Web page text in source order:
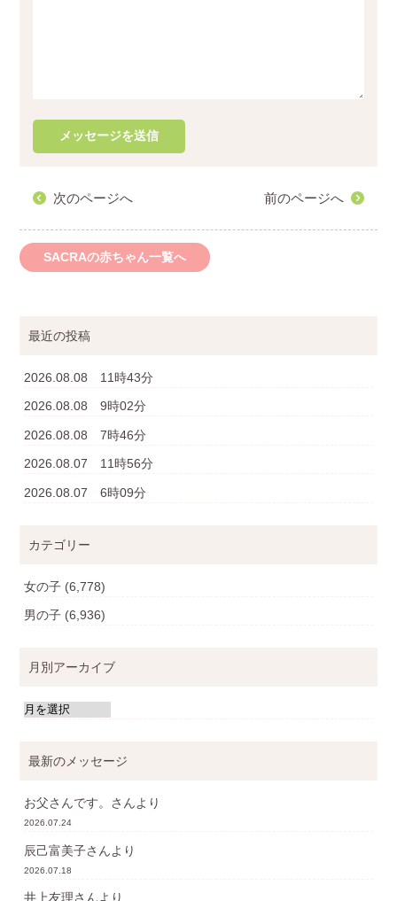
次のページへ 前のページへ
SACRAの赤ちゃん一覧へ
最近の投稿
2026.08.08 11時43分
2026.08.08 9時02分
2026.08.08 7時46分
2026.08.07 11時56分
2026.08.07 6時09分
カテゴリー
女の子 (6,778)
男の子 (6,936)
月別アーカイブ
最新のメッセージ
お父さんです。 さんより
2026.07.24
辰己富美子さんより
2026.07.18
井上友理さんより